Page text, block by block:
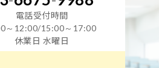
座 複線図特訓コース
電話受付時間
～12:00/15:00～17:00
休業日 水曜日